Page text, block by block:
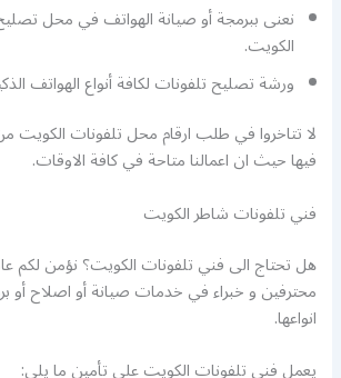
نعنى ببرمجة أو صيانة الهواتف في محل
الكويت.
ورشة تصليح تلفونات لكافة أنواع الهواتف
لا تتاخروا في طلب ارقام محل تلفونات الكويت
فيها حيث ان اعمالنا متاحة في كافة الاوقات.
فني تلفونات شاطر الكويت
هل تحتاج الى فني تلفونات الكويت؟ نؤمن لكم
محترفين و خبراء في خدمات صيانة أو اصلاح أو
انواعها.
يعمل فني تلفونات الكويت على تأمين ما يلي: